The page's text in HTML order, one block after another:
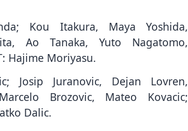
Kou Itakura, Maya Yoshida,
Ao Tanaka, Yuto Nagatomo,
Hajime Moriyasu.
Josip Juranovic, Dejan Lovren,
Brozovic, Mateo Kovacic;
Dalic.